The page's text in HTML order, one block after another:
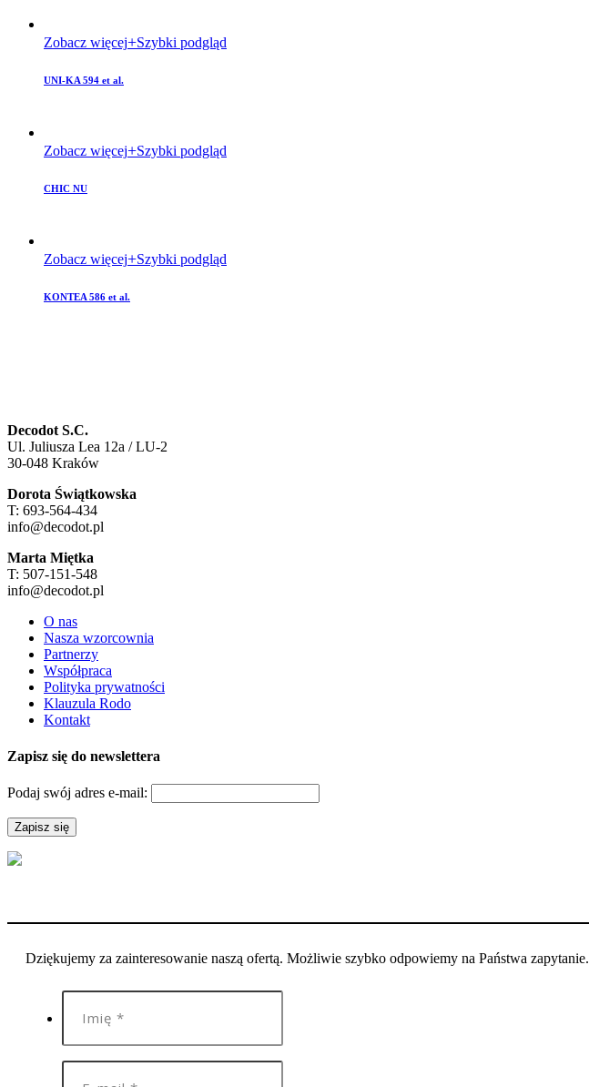
Zobacz więcej Szybki podgląd
UNI-KA 594 et al.
Zobacz więcej Szybki podgląd
CHIC NU
Zobacz więcej Szybki podgląd
KONTEA 586 et al.
Decodot S.C.
Ul. Juliusza Lea 12a / LU-2
30-048 Kraków
Dorota Świątkowska
T: 693-564-434
info@decodot.pl
Marta Miętka
T: 507-151-548
info@decodot.pl
O nas
Nasza wzorcownia
Partnerzy
Współpraca
Polityka prywatności
Klauzula Rodo
Kontakt
Zapisz się do newslettera
Podaj swój adres e-mail:
Dziękujemy za zainteresowanie naszą ofertą. Możliwie szybko odpowiemy na Państwa zapytanie.